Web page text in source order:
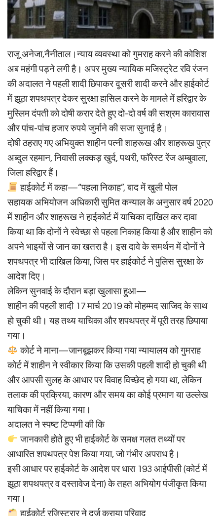
राजू अनेजा,नैनीताल।न्याय व्यवस्था को गुमराह करने की कोशिश
अब महंगी पड़ने लगी है। अपर मुख्य न्यायिक मजिस्ट्रेट रवि रंजन
की अदालत ने पहली शादी छिपाकर दूसरी शादी करने और हाईकोर्ट
में झूठा शपथपत्र देकर सुरक्षा हासिल करने के मामले में हरिद्वार के
मुस्लिम दंपती को दोषी करार देते हुए दो-दो वर्ष की सश्रम कारावास
और पांच-पांच हजार रुपये जुर्माने की सजा सुनाई है।
दोषी ठहराए गए अभियुक्त शाहीन पत्नी शाहरूख और शाहरूख पुत्र
अब्दुल रहमान, निवासी लक्कड़ खुर्द, पथरी, फॉरेस्ट रेंज अम्बुवाला,
जिला हरिद्वार हैं।
हाईकोर्ट में कहा—“पहला निकाह”, बाद में खुली पोल
सहायक अभियोजन अधिकारी सुमित कन्याल के अनुसार वर्ष 2020
में शाहीन और शाहरूख ने हाईकोर्ट में याचिका दाखिल कर दावा
किया था कि दोनों ने स्वेच्छा से पहला निकाह किया है और शाहीन को
अपने भाइयों से जान का खतरा है। इस दावे के समर्थन में दोनों ने
शपथपत्र भी दाखिल किया, जिस पर हाईकोर्ट ने पुलिस सुरक्षा के
आदेश दिए।
लेकिन सुनवाई के दौरान बड़ा खुलासा हुआ—
शाहीन की पहली शादी 17 मार्च 2019 को मोहम्मद साजिद के साथ
हो चुकी थी। यह तथ्य याचिका और शपथपत्र में पूरी तरह छिपाया
गया।
कोर्ट ने माना—जानबूझकर किया गया न्यायालय को गुमराह
कोर्ट में शाहीन ने स्वीकार किया कि उसकी पहली शादी हो चुकी थी
और आपसी सुलह के आधार पर विवाह विच्छेद हो गया था, लेकिन
तलाक की प्रक्रिया, कारण और समय का कोई प्रमाण या उल्लेख
याचिका में नहीं किया गया।
अदालत ने स्पष्ट टिप्पणी की कि
जानकारी होते हुए भी हाईकोर्ट के समक्ष गलत तथ्यों पर
आधारित शपथपत्र पेश किया गया, जो गंभीर अपराध है।
इसी आधार पर हाईकोर्ट के आदेश पर धारा 193 आईपीसी (कोर्ट में
झूठा शपथपत्र व दस्तावेज देना) के तहत अभियोग पंजीकृत किया
गया।
हाईकोर्ट रजिस्ट्रार ने दर्ज कराया परिवाद